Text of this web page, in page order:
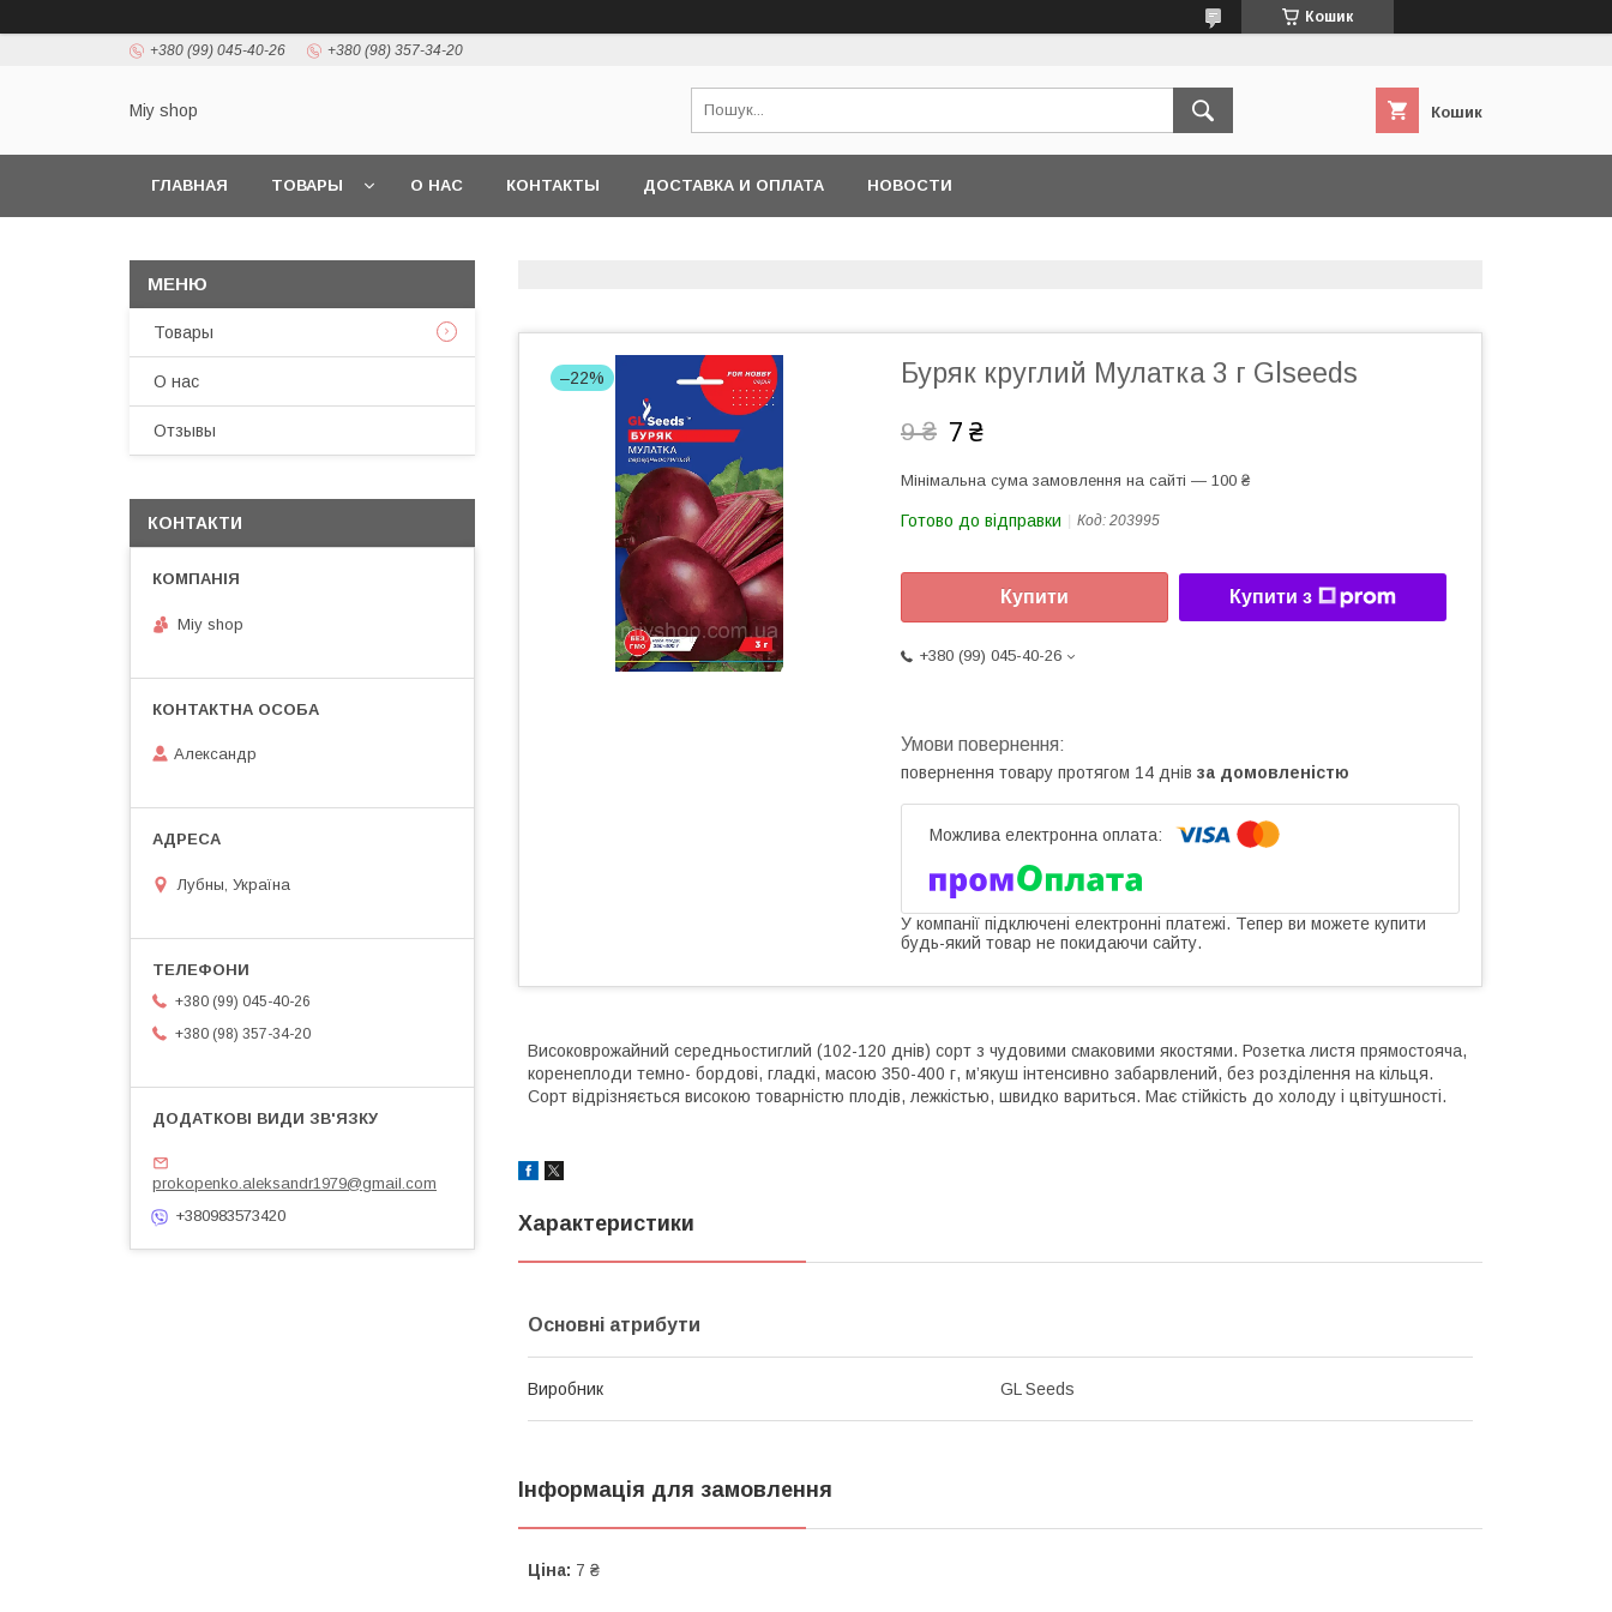
Кошик
+380 (99) 045-40-26 +380 (98) 357-34-20
Miy shop Кошик
ГЛАВНАЯ ТОВАРЫ О НАС КОНТАКТЫ ДОСТАВКА И ОПЛАТА НОВОСТИ
–22% Буряк круглий Мулатка 3 г Glseeds
9 ₴ 7 ₴
Мінімальна сума замовлення на сайті — 100 ₴
Готово до відправки Код: 203995
Купити Купити з
+380 (99) 045-40-26
повернення товару протягом 14 днів за домовленістю
У компанії підключені електронні платежі. Тепер ви можете купити
будь-який товар не покидаючи сайту.
Високоврожайний середньостиглий (102-120 днів) сорт з чудовими смаковими якостями. Розетка листя прямостояча,
коренеплоди темно- бордові, гладкі, масою 350-400 г, м’якуш інтенсивно забарвлений, без розділення на кільця.
Сорт відрізняється високою товарністю плодів, лежкістью, швидко вариться. Має стійкість до холоду і цвітушності.
Характеристики
Основні атрибути
Виробник GL Seeds
Інформація для замовлення
Ціна: 7 ₴
Товары
О нас
Отзывы
КОНТАКТИ
Miy shop
Александр
Лубны, Україна
+380 (99) 045-40-26
+380 (98) 357-34-20
prokopenko.aleksandr1979@gmail.com
+380983573420